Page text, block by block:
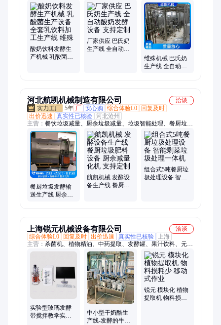
生产机械、巴氏奶生产线、酸奶生产线、苹果汁生产设备、常温
奶生产线、管式杀菌机、喷淋杀菌机、豆奶生产线、乳酸菌生产
线、茶饮料生产线、碳酸饮料生产线、牛奶生产线、苏打水生产
线、植物蛋白饮料生产线、功能饮料生产线、列管式杀菌机
酸奶饮料发酵生
产机械 乳酸菌生
厂家供应 巴氏奶
生产线 全自动酸
维殊机械 巴氏奶
生产线 全自动酸
河北航凯机械制造有限公司
洽谈
5年 厂 安心购 综合体验L0
回复及时
出价迅速
真实性已核验 河北沧州
主营： 餐饮垃圾减量、厨余垃圾减量、垃圾智能处理、餐厨垃圾
处理设备、餐厨垃圾处理、大型餐厨垃圾处理设备、餐厨垃圾无
害化处理设备
餐厨垃圾发酵输
送生产线 厨余垃
航凯机械 发酵设
备生产线 餐厨垃
组合式5吨餐厨垃
圾处理设备 智能
上海锐元机械设备有限公司
洽谈
综合体验L0
回复及时 出价迅速 真实性已核验
上海
主营： 杀菌机、植物精油、中药提取、发酵罐、果汁饮料、元机
械设备
实验型玻璃发酵
带搅拌教学实验
中小型干奶酪生
产线-发酵的牛奶
锐元 模块化 植物
提取机 物料损耗